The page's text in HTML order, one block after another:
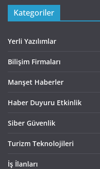
Kategoriler
Yerli Yazılımlar
Bilişim Firmaları
Manşet Haberler
Haber Duyuru Etkinlik
Siber Güvenlik
Turizm Teknolojileri
İş İlanları